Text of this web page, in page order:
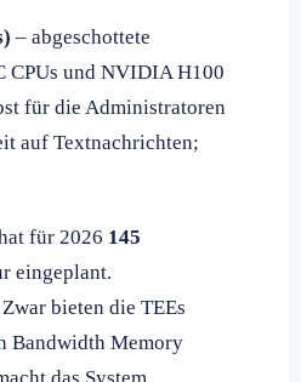
– abgeschottete
CPUs und NVIDIA H100
für die Administratoren
auf Textnachrichten;
für 2026 145
eingeplant.
bieten die TEEs
Bandwidth Memory
das System